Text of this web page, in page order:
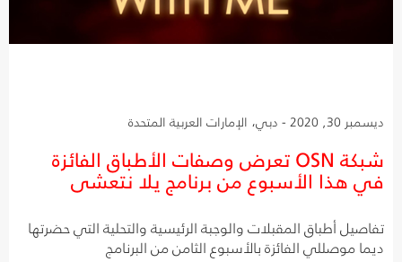
ديسمبر 30, 2020 - دبي، الإمارات العربية المتحدة
شبكة OSN تعرض وصفات الأطباق الفائزة
في هذا الأسبوع من برنامج يلا نتعشى
تفاصيل أطباق المقبلات والوجبة الرئيسية والتحلية التي حضرتها
ديما موصللي الفائزة بالأسبوع الثامن من البرنامج